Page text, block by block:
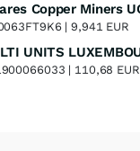
|9,941 EUR
| 110,68 EUR